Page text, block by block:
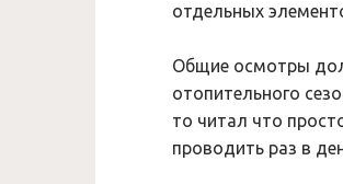
отдельных
Общие осмотры
отопительного
то читал что
проводить раз в